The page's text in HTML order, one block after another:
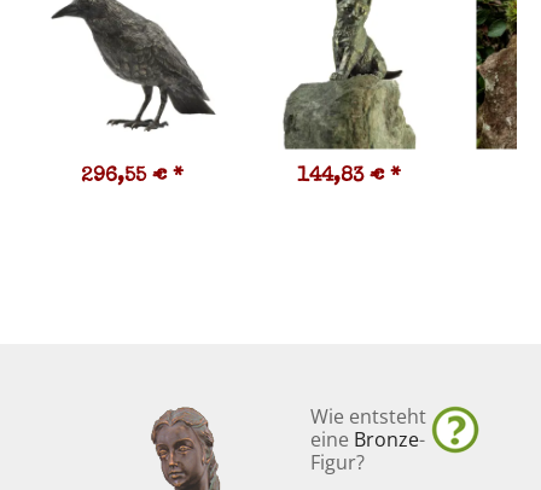
296,55 € * 144,83 € *
Wie entsteht
eine Bronze-
Figur?